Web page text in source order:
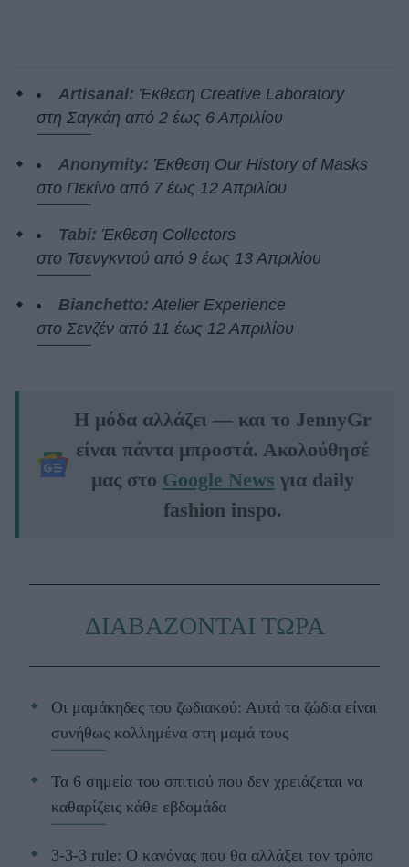
Artisanal: Έκθεση Creative Laboratory
στη Σαγκάη από 2 έως 6 Απριλίου
Anonymity: Έκθεση Our History of Masks
στο Πεκίνο από 7 έως 12 Απριλίου
Tabi: Έκθεση Collectors
στο Τσενγκντού από 9 έως 13 Απριλίου
Bianchetto: Atelier Experience
στο Σενζέν από 11 έως 12 Απριλίου
Η μόδα αλλάζει — και το JennyGr
είναι πάντα μπροστά. Ακολούθησέ
μας στο Google News για daily
fashion inspo.
ΔΙΑΒΑΖΟΝΤΑΙ ΤΩΡΑ
Οι μαμάκηδες του ζωδιακού: Αυτά τα ζώδια είναι
συνήθως κολλημένα στη μαμά τους
Τα 6 σημεία του σπιτιού που δεν χρειάζεται να
καθαρίζεις κάθε εβδομάδα
3-3-3 rule: Ο κανόνας που θα αλλάξει τον τρόπο